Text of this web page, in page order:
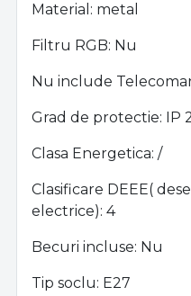
Material: metal
Filtru RGB: Nu
Nu include
Grad de protectie: IP
Clasa Energetica: /
Clasificare DEEE(
electrice): 4
Becuri incluse: Nu
Tip soclu: E27